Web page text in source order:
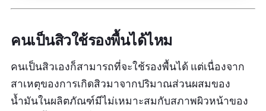
ลบเลือน ไม่เป็นคราบ หมดปัญหาการเติมหน้า
ระหว่างวัน ผิวสวยไร้ที่ติอย่างต่อเนื่องสูงสุดถึง 24
ชั่วโมง ด้วย “Time release Technology”
รีวิวจากผู้ใช้จริง:
"ใช้ดีมากกกกกกกกค่าาาา 1 ในดวงใจจจ"
คนเป็นสิวใช้รองพื้นได้ไหม
คนเป็นสิวเองก็สามารถที่จะใช้รองพื้นได้ แต่เนื่องจาก
สาเหตุของการเกิดสิวมาจากปริมาณส่วนผสมของ
น้ำมันในผลิตภัณฑ์มีไม่เหมาะสมกับสภาพผิวหน้าของ